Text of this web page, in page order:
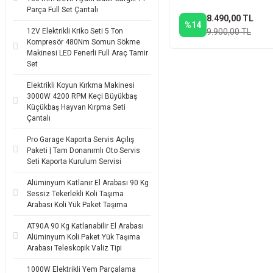
Parça Full Set Çantalı
12V Elektrikli Kriko Seti 5 Ton
Kompresör 480Nm Somun Sökme
Makinesi LED Fenerli Full Araç Tamir
Set
Elektrikli Koyun Kırkma Makinesi
3000W 4200 RPM Keçi Büyükbaş
Küçükbaş Hayvan Kırpma Seti
Çantalı
Pro Garage Kaporta Servis Açılış
Paketi | Tam Donanımlı Oto Servis
Seti Kaporta Kurulum Servisi
Alüminyum Katlanır El Arabası 90 Kg
Sessiz Tekerlekli Koli Taşıma
Arabası Koli Yük Paket Taşıma
AT90A 90 Kg Katlanabilir El Arabası
Alüminyum Koli Paket Yük Taşıma
Arabası Teleskopik Valiz Tipi
1000W Elektrikli Yem Parçalama
Seti
%14
8.490,00 TL
9.900,00 TL